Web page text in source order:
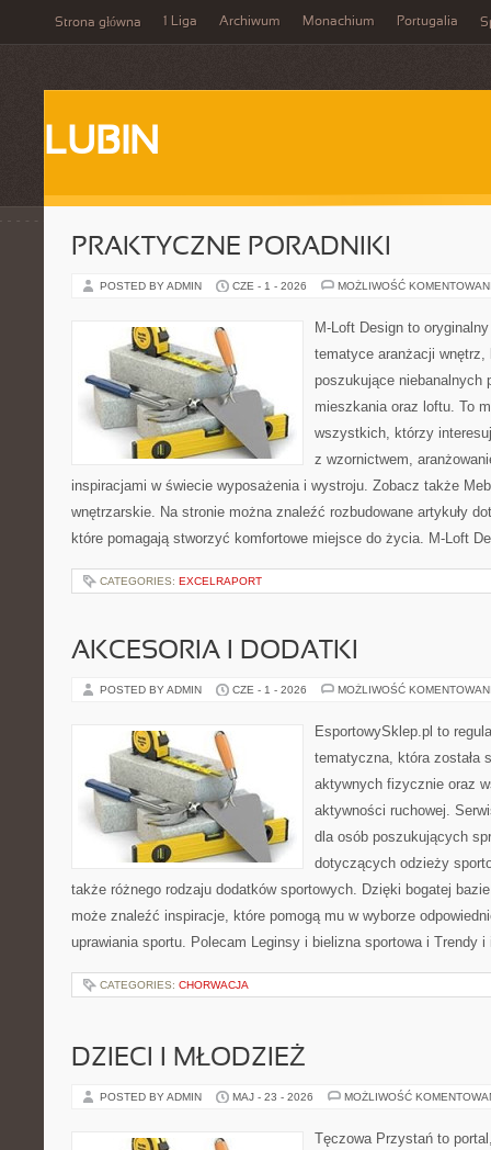
Strona główna 1 Liga Archiwum Monachium Portugalia
LUBIN
PRAKTYCZNE PORADNIKI
POSTED BY ADMIN CZE - 1 - 2026 MOŻLIWOŚĆ
M-Loft Design to
tematyce aranżacji
poszukujące niebanalnych
mieszkania oraz loftu. To
wszystkich, którzy
z wzornictwem,
inspiracjami w świecie wyposażenia i wystroju. Zobacz także
wnętrzarskie. Na stronie można znaleźć rozbudowane artykuły
które pomagają stworzyć komfortowe miejsce do życia. M-Loft
CATEGORIES: EXCELRAPORT
AKCESORIA I DODATKI
POSTED BY ADMIN CZE - 1 - 2026 MOŻLIWOŚĆ
EsportowySklep.pl to
tematyczna, która została
aktywnych fizycznie oraz
aktywności ruchowej.
dla osób poszukujących
dotyczących odzieży
także różnego rodzaju dodatków sportowych. Dzięki bogatej
może znaleźć inspiracje, które pomogą mu w wyborze
uprawiania sportu. Polecam Leginsy i bielizna sportowa i Trendy
CATEGORIES: CHORWACJA
DZIECI I MŁODZIEŻ
POSTED BY ADMIN MAJ - 23 - 2026 MOŻLIWOŚĆ
Tęczowa Przystań to